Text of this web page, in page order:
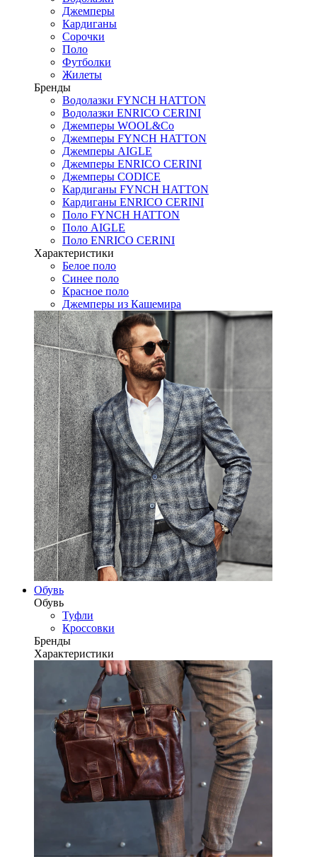
Джемперы
Кардиганы
Сорочки
Поло
Футболки
Жилеты
Бренды
Водолазки FYNCH HATTON
Водолазки ENRICO CERINI
Джемперы WOOL&Co
Джемперы FYNCH HATTON
Джемперы AIGLE
Джемперы ENRICO CERINI
Джемперы CODICE
Кардиганы FYNCH HATTON
Кардиганы ENRICO CERINI
Поло FYNCH HATTON
Поло AIGLE
Поло ENRICO CERINI
Характеристики
Белое поло
Синее поло
Красное поло
Джемперы из Кашемира
Обувь
Обувь
Туфли
Кроссовки
Бренды
Характеристики